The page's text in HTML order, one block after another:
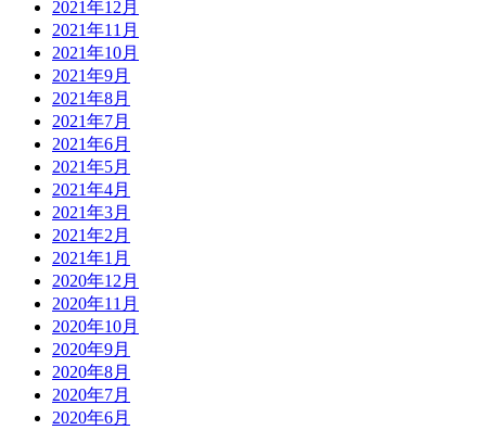
2021年12月
2021年11月
2021年10月
2021年9月
2021年8月
2021年7月
2021年6月
2021年5月
2021年4月
2021年3月
2021年2月
2021年1月
2020年12月
2020年11月
2020年10月
2020年9月
2020年8月
2020年7月
2020年6月